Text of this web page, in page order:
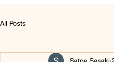
All Posts
Satoe Sasaki